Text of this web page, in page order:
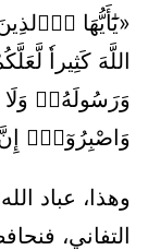
«يَٰٓأَيُّهَا اَ۬لذِينَ
اللَّهَ كَثِيراٗ
وَرَسُولَهُۥۖ
وَاصْبِرُوٓاْۖ
وهذا، عباد
التفاني،